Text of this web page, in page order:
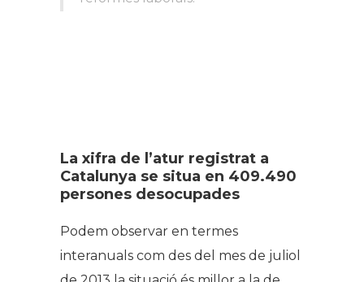
La xifra de l’atur registrat a
Catalunya se situa en 409.490
persones desocupades
Podem observar en termes
interanuals com des del mes de juliol